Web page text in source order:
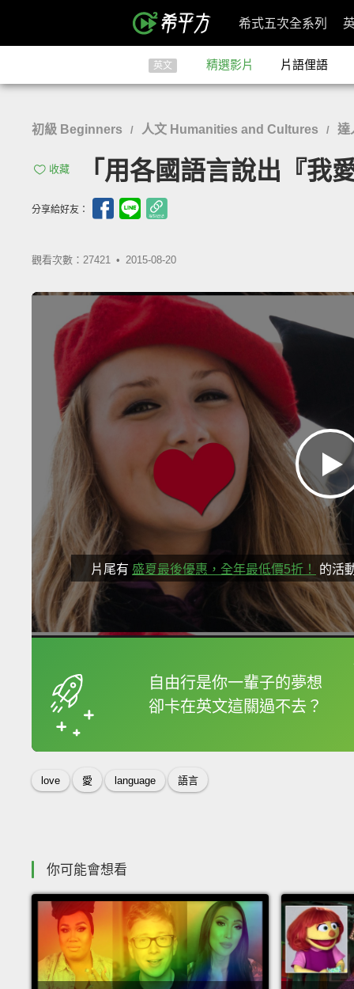
希式五次全系列
英文 精選影片 片語俚語
初級 Beginners / 人文 Humanities and Cultures / 達
收藏 「用各國語言說出『
分享給好友：
觀看次數：27421 • 2015-08-20
片尾有 盛夏最後優惠，全年最低價5折！ 的活
自由行是你一輩子的夢想
卻卡在英文這關過不去？
框選或點兩下字幕可
love 愛 language 語言
你可能會想看